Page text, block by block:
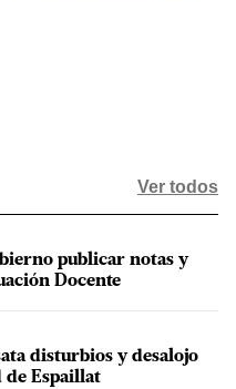
Ver todos
publicar notas y
Docente
disturbios y desalojo
de Espaillat